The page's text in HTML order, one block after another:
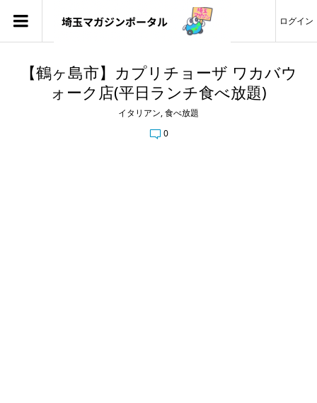
ログイン
【鶴ヶ島市】カプリチョーザ ワカバウ
ォーク店(平日ランチ食べ放題)
イタリアン,食べ放題
0